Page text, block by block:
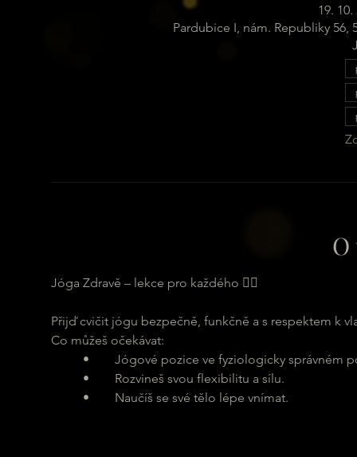
19. 10.
Pardubice I, nám. Republiky 56,
Jóga Zdravě – lekce pro každého 🧘‍♂️
Přijď cvičit jógu bezpečně, funkčně a s respektem k
Co můžeš očekávat:
•	Jógové pozice ve fyziologicky správném
	•	Rozvineš svou flexibilitu a sílu.
	•	Naučíš se své tělo lépe vnímat.